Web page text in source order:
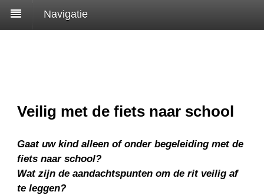
Navigatie
Veilig met de fiets naar school
Gaat uw kind alleen of onder begeleiding met de
fiets naar school?
Wat zijn de aandachtspunten om de rit veilig af
te leggen?